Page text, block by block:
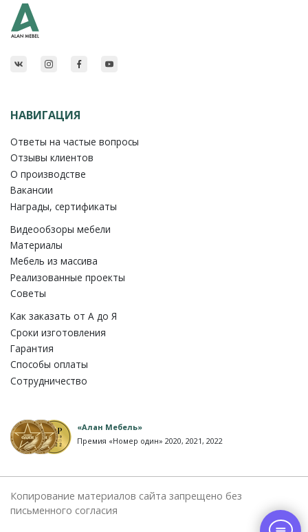
НАВИГАЦИЯ
Ответы на частые вопросы
Отзывы клиентов
О производстве
Вакансии
Награды, сертификаты
Видеообзоры мебели
Материалы
Мебель из массива
Реализованные проекты
Советы
Как заказать от A до Я
Сроки изготовления
Гарантия
Способы оплаты
Сотрудничество
«Алан Мебель»
Премия «Номер один» 2020, 2021, 2022
Копирование материалов сайта запрещено без
письменного согласия